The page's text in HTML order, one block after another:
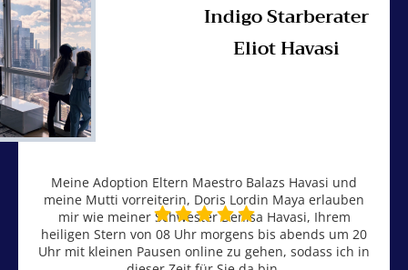
Indigo Starberater
Eliot Havasi
Meine Adoption Eltern Maestro Balazs Havasi und
meine Mutti vorreiterin, Doris Lordin Maya erlauben
mir wie meiner Schwester Denisa Havasi, Ihrem
heiligen Stern von 08 Uhr morgens bis abends um 20
Uhr mit kleinen Pausen online zu gehen, sodass ich in